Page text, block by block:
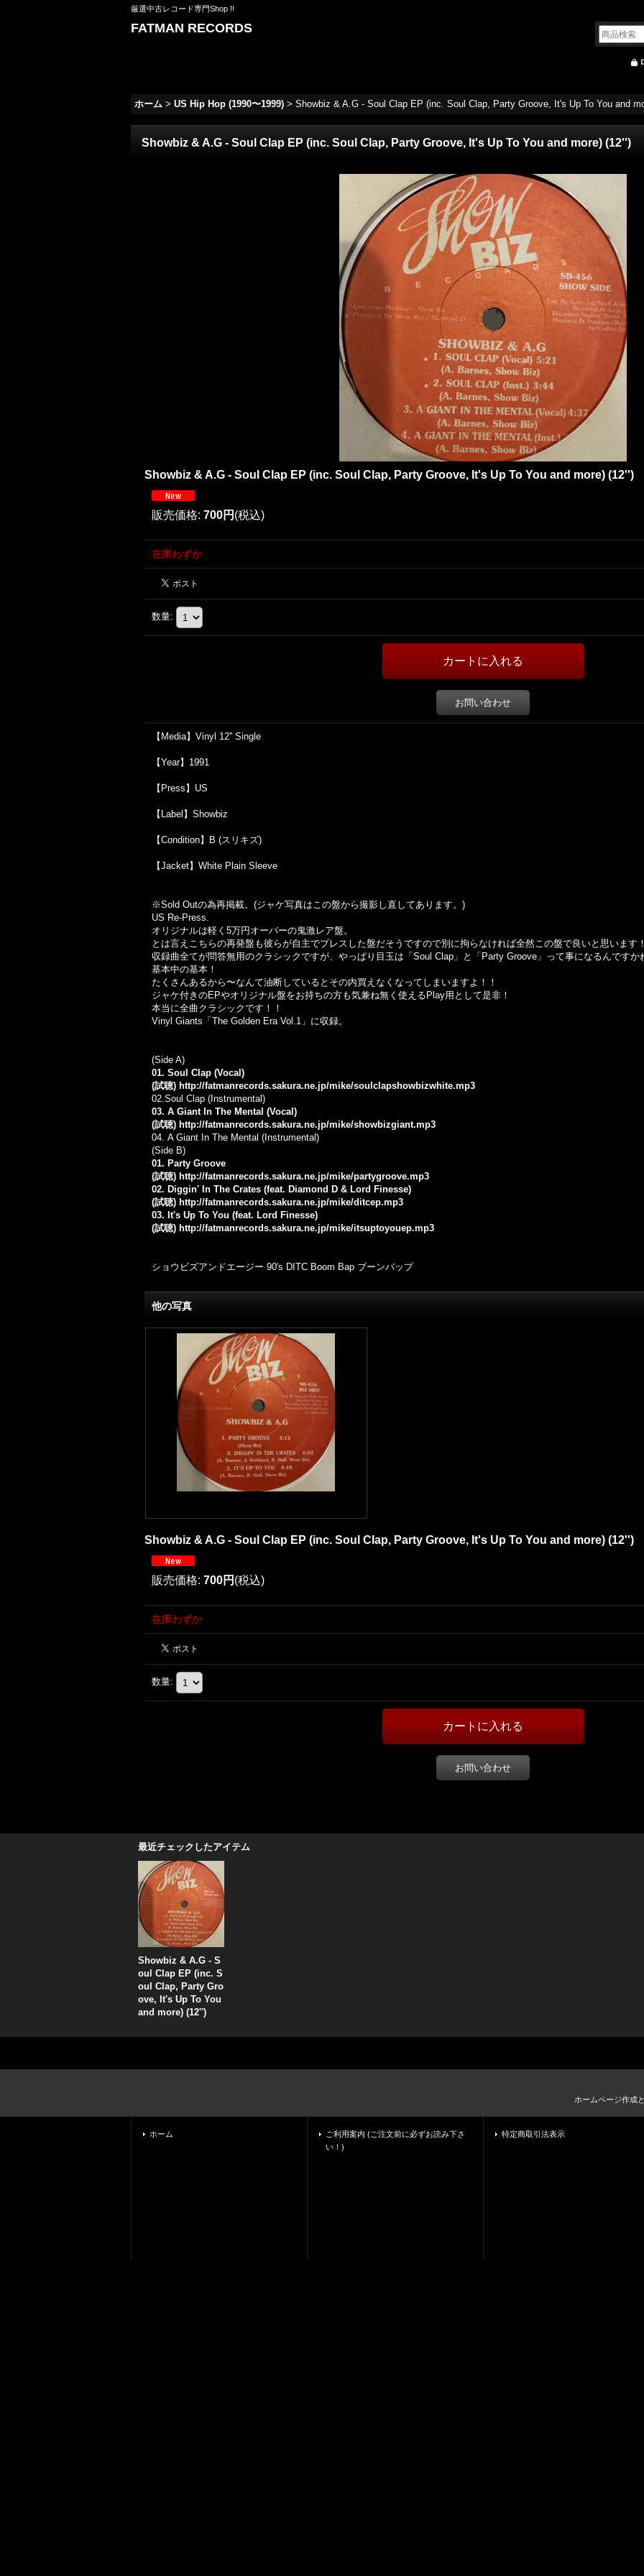
厳選中古レコード専門Shop !!
FATMAN RECORDS
ホーム > US Hip Hop (1990〜1999) > Showbiz & A.G - Soul Clap EP (inc. Soul Clap, Party Groove, It's Up To You and
Showbiz & A.G - Soul Clap EP (inc. Soul Clap, Party Groove, It's Up To You and more) (12'')
Showbiz & A.G - Soul Clap EP (inc. Soul Clap, Party Groove, It's Up To You and more) (12'')
販売価格: 700円 (税込)
在庫わずか
数量:
お問い合わせ
【Media】Vinyl 12'' Single
【Year】1991
【Press】US
【Label】Showbiz
【Condition】B (スリキズ)
【Jacket】White Plain Sleeve
※Sold Outの為再掲載。 (ジャケ写真はこの盤から撮影し直してあります。 )
US Re-Press.
オリジナルは軽く5万円オーバーの鬼激レア盤。
とは言えこちらの再発盤も彼らが自主でプレスした盤だそうですので別に拘らなければ全然この盤で良いと思います
収録曲全てが問答無用のクラシックですが、やっぱり目玉は「Soul Clap」と「Party Groove」って事になるんですか
基本中の基本！
たくさんあるから〜なんて油断しているとその内買えなくなってしまいますよ！！
ジャケ付きのEPやオリジナル盤をお持ちの方も気兼ね無く使えるPlay用として是非！
本当に全曲クラシックです！！
Vinyl Giants「The Golden Era Vol.1」に収録。
(Side A)
01. Soul Clap (Vocal)
(試聴) http://fatmanrecords.sakura.ne.jp/mike/soulclapshowbizwhite.mp3
02.Soul Clap (Instrumental)
03. A Giant In The Mental (Vocal)
(試聴) http://fatmanrecords.sakura.ne.jp/mike/showbizgiant.mp3
04. A Giant In The Mental (Instrumental)
(Side B)
01. Party Groove
(試聴) http://fatmanrecords.sakura.ne.jp/mike/partygroove.mp3
02. Diggin' In The Crates (feat. Diamond D & Lord Finesse)
(試聴) http://fatmanrecords.sakura.ne.jp/mike/ditcep.mp3
03. It's Up To You (feat. Lord Finesse)
(試聴) http://fatmanrecords.sakura.ne.jp/mike/itsuptoyouep.mp3
ショウビズアンドエージー 90's DITC Boom Bap ブーンバップ
他の写真
Showbiz & A.G - Soul Clap EP (inc. Soul Clap, Party Groove, It's Up To You and more) (12'')
販売価格: 700円 (税込)
在庫わずか
数量:
お問い合わせ
最近チェックしたアイテム
Showbiz & A.G - S
oul Clap EP (inc. S
oul Clap, Party Gro
ove, It's Up To You
and more) (12'')
ホームページ作成
ホーム
ご利用案内 (ご注文前に必ずお読み下さ
い！)
特定商取引法表示